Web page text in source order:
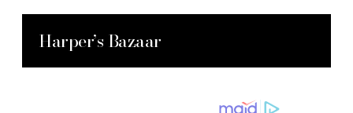
Harper’s Bazaar